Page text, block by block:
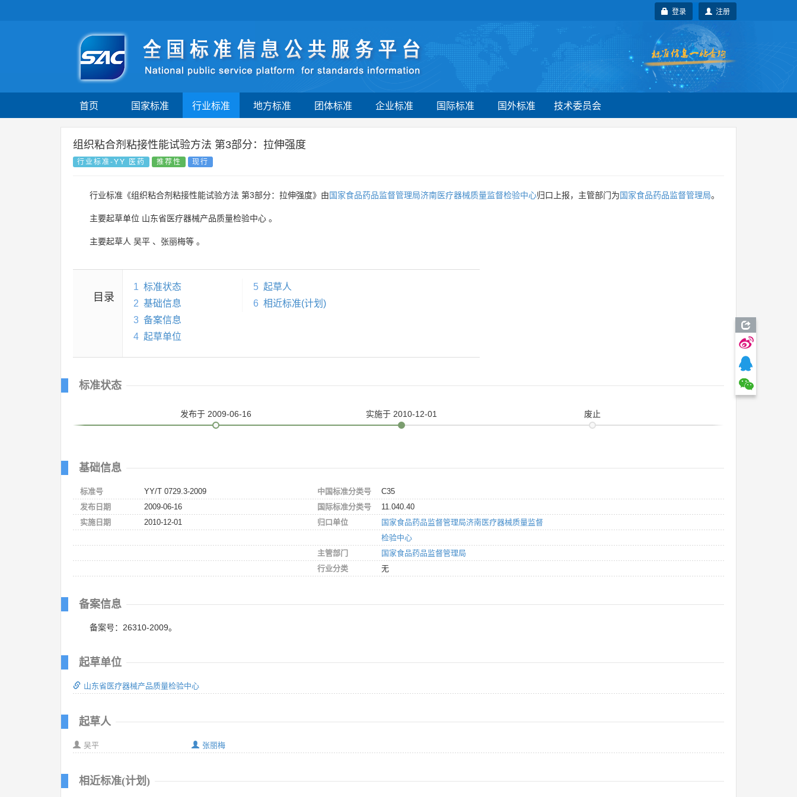
注册
登录
首页 国家标准 行业标准 地方标准 团体标准 企业标准 国际标准 国外标准 技术委员会
组织粘合剂粘接性能试验方法 第3部分：拉伸强度
行业标准-YY 医药 推荐性 现行
行业标准《组织粘合剂粘接性能试验方法 第3部分：拉伸强度》由国家食品药品监督管理局济南医疗器械质量监督检验中心归口上报，主管部门为国家食品药品监督管理局。
主要起草单位 山东省医疗器械产品质量检验中心 。
主要起草人 吴平 、 张丽梅等 。
目录
1 标准状态
2 基础信息
3 备案信息
4 起草单位
5 起草人
6 相近标准(计划)
标准状态
发布于 2009-06-16 实施于 2010-12-01 废止
基础信息
标准号
YY/T 0729.3-2009
发布日期
2009-06-16
实施日期
2010-12-01
中国标准分类号
C35
国际标准分类号
11.040.40
归口单位
国家食品药品监督管理局济南医疗器械质量监督
检验中心
主管部门
国家食品药品监督管理局
行业分类
无
备案信息
备案号：26310-2009。
起草单位
山东省医疗器械产品质量检验中心
起草人
吴平 张丽梅
相近标准(计划)